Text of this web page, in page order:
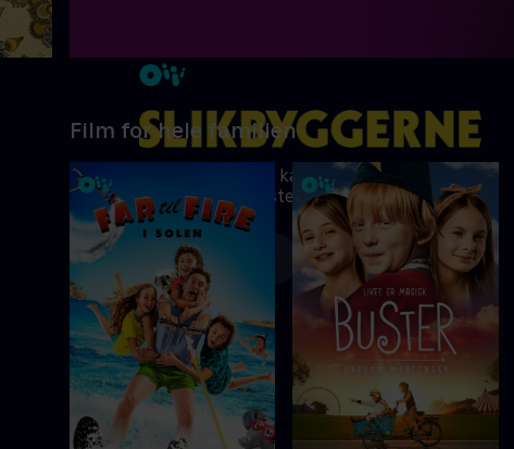
Ni kreative børn kæmper om at blive
Danmarks vildeste slikbygger
Mere info
Film for hele familien